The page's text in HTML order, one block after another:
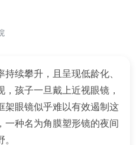
续攀升，且呈现低龄化、
孩子一旦戴上近视眼镜，
架眼镜似乎难以有效遏制这
一种名为角膜塑形镜的夜间